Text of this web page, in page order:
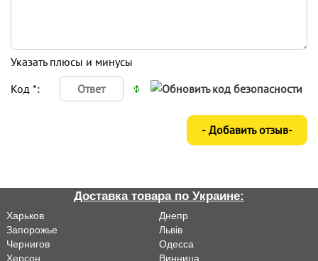
Указать плюсы и минусы
Код *:
Доставка товара по Украине:
Харьков
Днепр
Запорожье
Львiв
Чернигов
Одесса
Херсон
Винница